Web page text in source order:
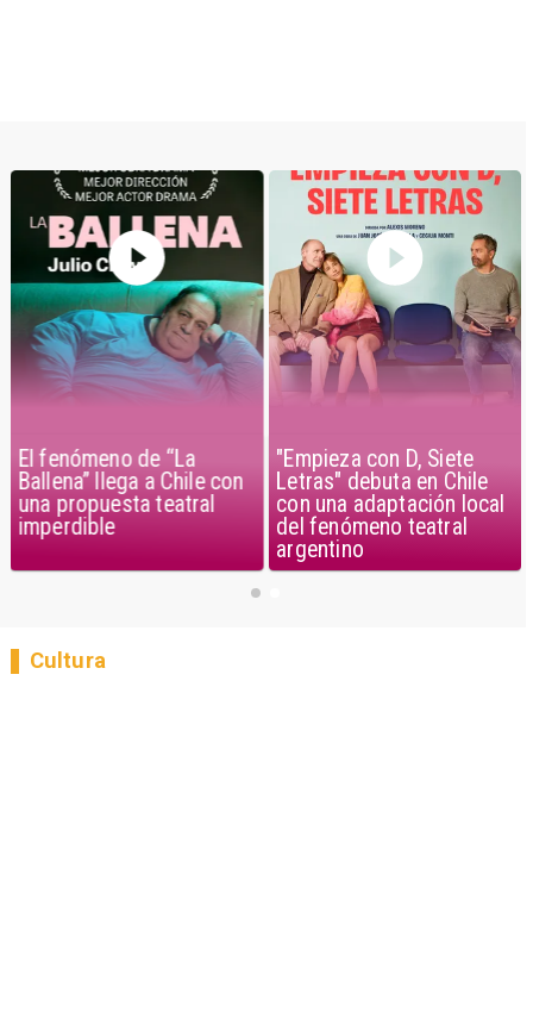
El fenómeno de “La
Ballena” llega a Chile con
una propuesta teatral
imperdible
"Empieza con D, Siete
Letras" debuta en Chile
con una adaptación local
del fenómeno teatral
argentino
Cultura